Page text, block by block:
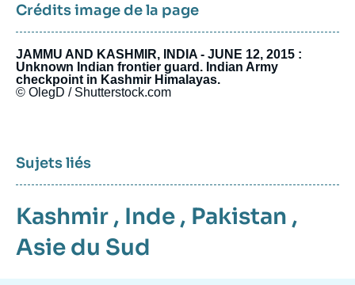
Crédits image de la page
JAMMU AND KASHMIR, INDIA - JUNE 12, 2015 :
Unknown Indian frontier guard. Indian Army
checkpoint in Kashmir Himalayas.
© OlegD / Shutterstock.com
Sujets liés
Kashmir , Inde , Pakistan ,
Asie du Sud